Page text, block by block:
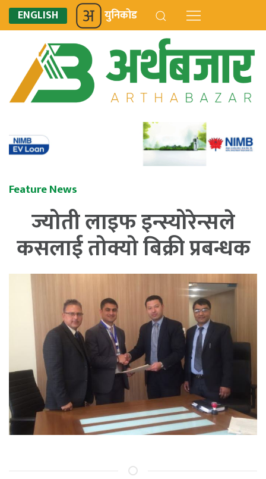
ENGLISH युनिकोड
Feature News
ज्योती लाइफ इन्स्योरेन्सले
कसलाई तोक्यो बिक्री प्रबन्धक